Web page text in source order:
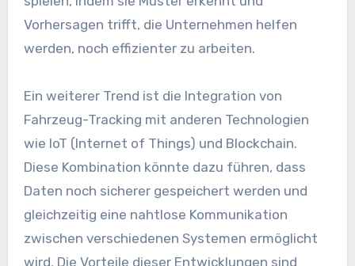
Vorhersagen trifft, die Unternehmen helfen
werden, noch effizienter zu arbeiten.
Ein weiterer Trend ist die Integration von
Fahrzeug-Tracking mit anderen Technologien
wie IoT (Internet of Things) und Blockchain.
Diese Kombination könnte dazu führen, dass
Daten noch sicherer gespeichert werden und
gleichzeitig eine nahtlose Kommunikation
zwischen verschiedenen Systemen ermöglicht
wird. Die Vorteile dieser Entwicklungen sind